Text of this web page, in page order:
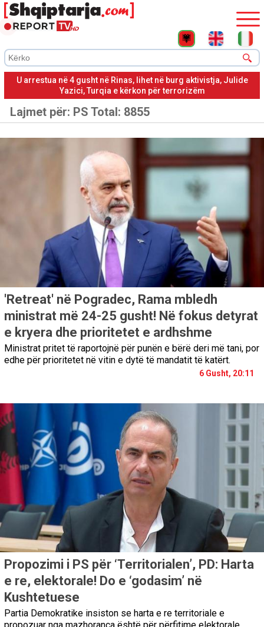
Lihet në burg Julide Yazici, kërkohet në Turqi për pjesëmarrje
në grup terrorist
Lajmet për: PS Total: 8855
'Retreat' në Pogradec, Rama mbledh
ministrat më 24-25 gusht! Në fokus detyrat
e kryera dhe prioritetet e ardhshme
Ministrat pritet të raportojnë për punën e bërë deri më tani, por
edhe për prioritetet në vitin e dytë të mandatit të katërt.
6 Gusht, 20:11
Propozimi i PS për ‘Territorialen’, PD: Harta
e re, elektorale! Do e ‘godasim’ në
Kushtetuese
Partia Demokratike insiston se harta e re territoriale e